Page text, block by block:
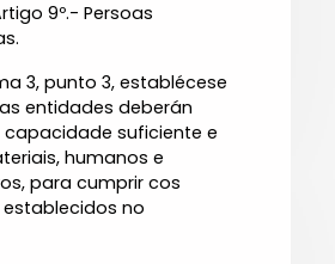
9º.- Persoas
3, punto 3, establécese
entidades deberán
suficiente e
humanos e
para cumprir cos
no